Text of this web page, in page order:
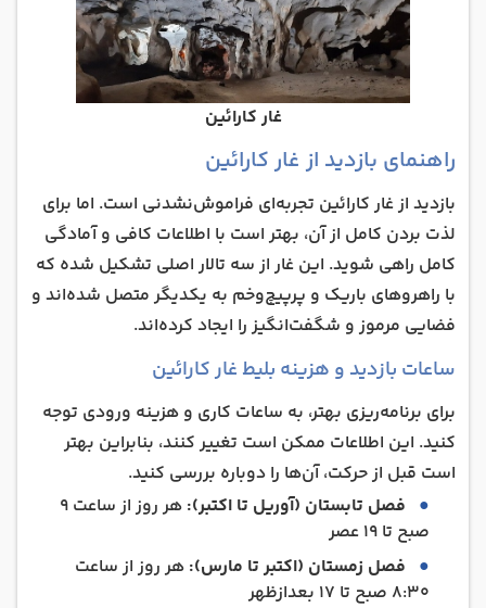
غار کارائین
راهنمای بازدید از غار کارائین
بازدید از غار کارائین تجربه‌ای فراموش‌نشدنی است. اما برای
لذت بردن کامل از آن، بهتر است با اطلاعات کافی و آمادگی
کامل راهی شوید. این غار از سه تالار اصلی تشکیل شده که
با راهروهای باریک و پرپیچ‌وخم به یکدیگر متصل شده‌اند و
فضایی مرموز و شگفت‌انگیز را ایجاد کرده‌اند.
ساعات بازدید و هزینه بلیط غار کارائین
برای برنامه‌ریزی بهتر، به ساعات کاری و هزینه ورودی توجه
کنید. این اطلاعات ممکن است تغییر کنند، بنابراین بهتر
است قبل از حرکت، آن‌ها را دوباره بررسی کنید.
فصل تابستان (آوریل تا اکتبر):
هر روز از ساعت 9
صبح تا 19 عصر
فصل زمستان (اکتبر تا مارس): هر روز از ساعت
8:30 صبح تا 17 بعدازظهر